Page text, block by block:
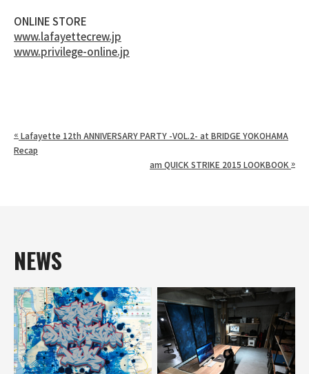
ONLINE STORE
www.lafayettecrew.jp
www.privilege-online.jp
« Lafayette 12th ANNIVERSARY PARTY -VOL.2- at BRIDGE YOKOHAMA
Recap
am QUICK STRIKE 2015 LOOKBOOK »
NEWS